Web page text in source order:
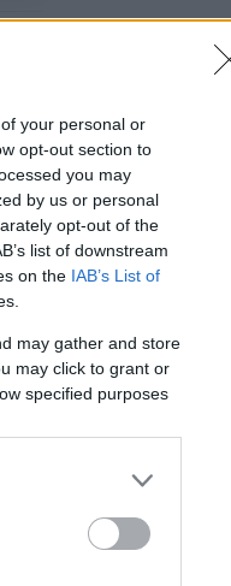
your personal or
opt-out section to
you may
by us or personal
opt-out of the
list of downstream
on the IAB’s List of
may gather and store
may click to grant or
specified purposes